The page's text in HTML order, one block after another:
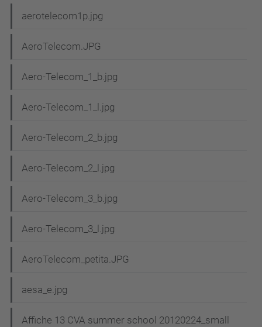
aerotelecom1p.jpg
AeroTelecom.JPG
Aero-Telecom_1_b.jpg
Aero-Telecom_1_l.jpg
Aero-Telecom_2_b.jpg
Aero-Telecom_2_l.jpg
Aero-Telecom_3_b.jpg
Aero-Telecom_3_l.jpg
AeroTelecom_petita.JPG
aesa_e.jpg
Affiche 13 CVA summer school 20120224_small